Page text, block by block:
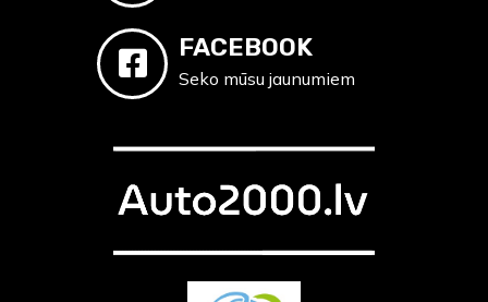
FACEBOOK
Seko mūsu jaunumiem